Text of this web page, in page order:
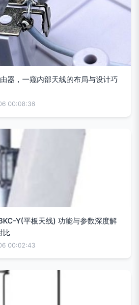
器，一窥内部天线的布局与设计巧
00:08:36
Y(平板天线) 功能与参数深度解
比
00:02:43